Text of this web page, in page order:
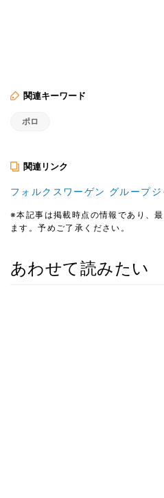
関連キーワード
ポロ
関連リンク
フォルクスワーゲン グループジ
※本記事は掲載時点の情報であり、
ます。予めご了承ください。
あわせて読みたい